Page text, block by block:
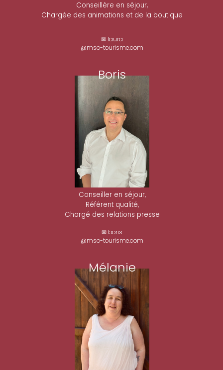
Conseillère en séjour,
Chargée des animations et de la boutique
✉ laura
@mso-tourisme.com
Boris
Conseiller en séjour,
Référent qualité,
Chargé des relations presse
✉ boris
@mso-tourisme.com
Mélanie